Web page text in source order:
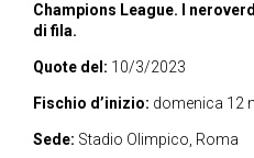
Champions League. I
di fila.
Quote del: 10/3/2023
Fischio d’inizio: domenica 12
Sede: Stadio Olimpico, Roma